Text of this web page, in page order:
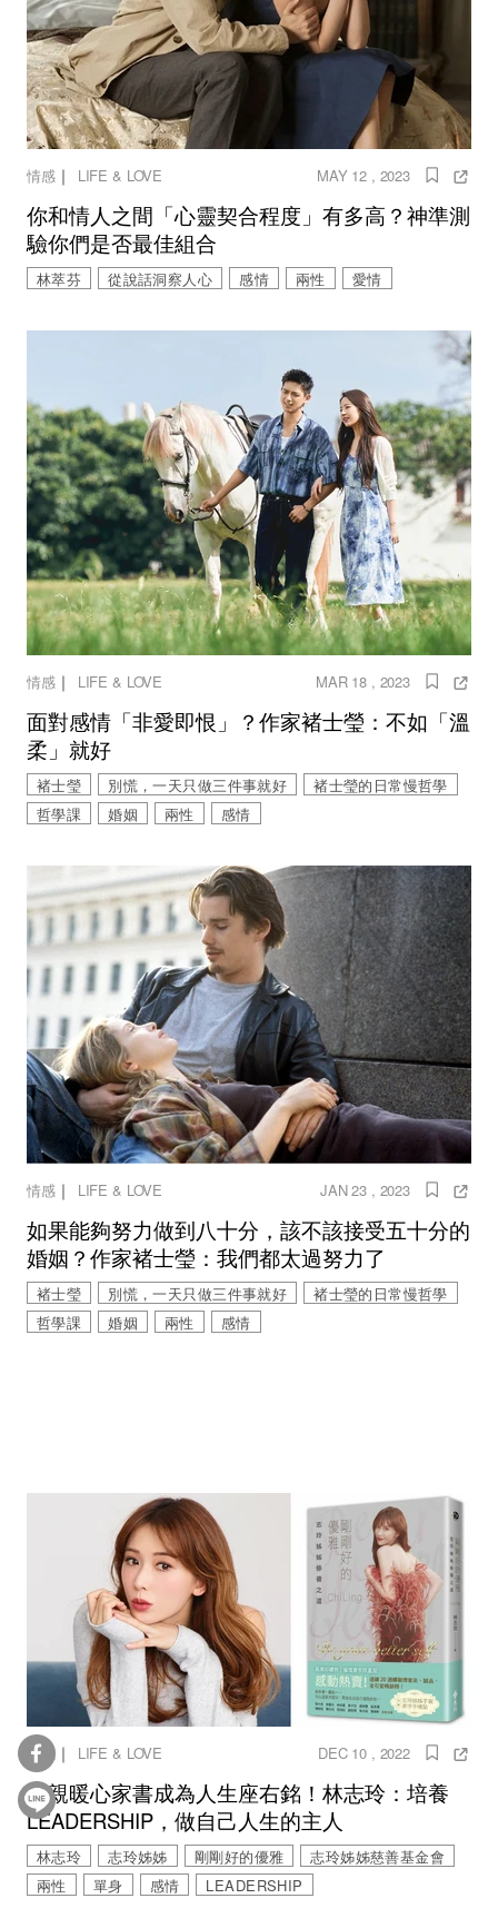
情感｜ LIFE & LOVE MAY 12 , 2023
你和情人之間「心靈契合程度」有多高？神準測
驗你們是否最佳組合
林萃芬 從說話洞察人心 感情 兩性 愛情
情感｜ LIFE & LOVE MAR 18 , 2023
面對感情「非愛即恨」？作家褚士瑩：不如「溫
柔」就好
褚士瑩 別慌，一天只做三件事就好
褚士瑩的日常慢哲學
哲學課
婚姻 兩性 感情
情感｜ LIFE & LOVE JAN 23 , 2023
如果能夠努力做到八十分，該不該接受五十分的
婚姻？作家褚士瑩：我們都太過努力了
褚士瑩 別慌，一天只做三件事就好
褚士瑩的日常慢哲學
哲學課
婚姻 兩性 感情
情感｜ LIFE & LOVE DEC 10 , 2022
父親暖心家書成為人生座右銘！林志玲：培養
LEADERSHIP，做自己人生的主人
林志玲 志玲姊姊 剛剛好的優雅
志玲姊姊慈善基金會
兩性
單身 感情 LEADERSHIP